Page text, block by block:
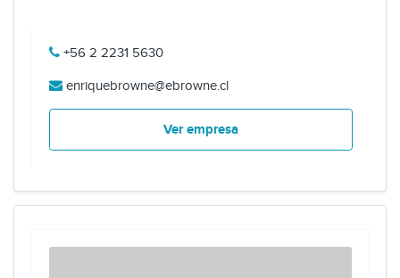
+56 2 2231 5630
enriquebrowne@ebrowne.cl
Ver empresa